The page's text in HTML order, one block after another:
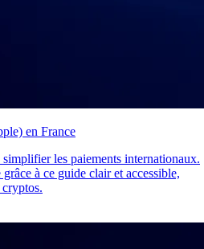
en France
les paiements internationaux.
à ce guide clair et accessible,